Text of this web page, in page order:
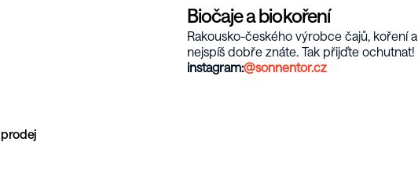
Biočaje a biokoření
Rakousko-českého výrobce čajů, koření
nejspíš dobře znáte. Tak přijďte ochutnat!
instagram:@sonnentor.cz